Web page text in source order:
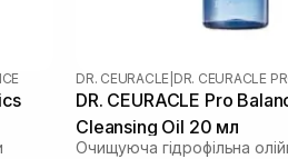
DR. CEURACLE DR. CEURACLE
DR. CEURACLE Pro
Cleansing Oil 20 мл
Очищуюча гідрофільна